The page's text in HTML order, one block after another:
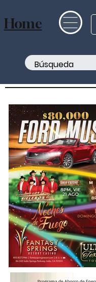
Home